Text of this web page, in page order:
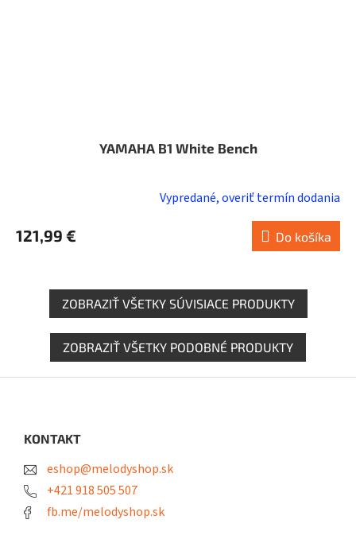
YAMAHA B1 White Bench
Vypredané, overiť termín dodania
121,99 € Do košíka
ZOBRAZIŤ VŠETKY SÚVISIACE PRODUKTY
ZOBRAZIŤ VŠETKY PODOBNÉ PRODUKTY
KONTAKT
eshop@melodyshop.sk
+421 918 505 507
fb.me/melodyshop.sk